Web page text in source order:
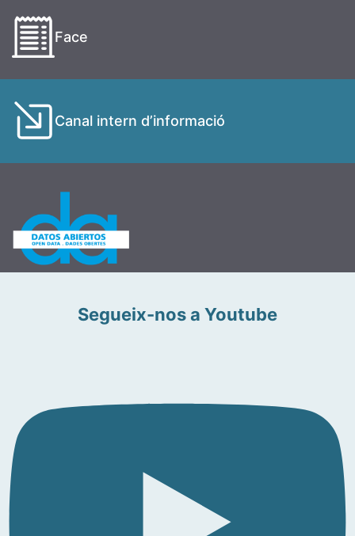
Face
Canal intern d’informació
Segueix-nos a Youtube